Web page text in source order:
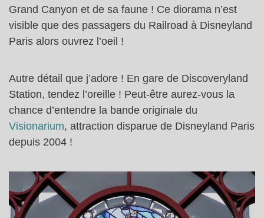
Grand Canyon et de sa faune ! Ce diorama n’est
visible que des passagers du Railroad à Disneyland
Paris alors ouvrez l’oeil !
Autre détail que j’adore ! En gare de Discoveryland
Station, tendez l’oreille ! Peut-être aurez-vous la
chance d’entendre la bande originale du
Visionarium, attraction disparue de Disneyland Paris
depuis 2004 !